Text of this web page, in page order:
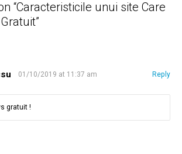
“Caracteristicile unui site Care
”
01/10/2019 at 11:37 am
gratuit !
Reply